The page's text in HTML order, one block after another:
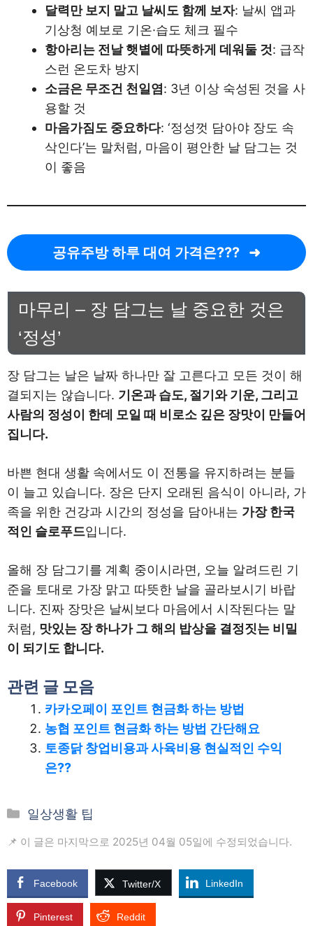
달력만 보지 말고 날씨도 함께 보자: 날씨 앱과
기상청 예보로 기온·습도 체크 필수
항아리는 전날 햇볕에 따뜻하게 데워둘 것: 급작
스런 온도차 방지
소금은 무조건 천일염 : 3년 이상 숙성된 것을 사
용할 것
마음가짐도 중요하다: ‘정성껏 담아야 장도 속
삭인다’는 말처럼, 마음이 평안한 날 담그는 것
이 좋음
공유주방 하루 대여 가격은???
마무리 – 장 담그는 날 중요한 것은
‘정성’
장 담그는 날은 날짜 하나만 잘 고른다고 모든 것이 해
결되지는 않습니다. 기온과 습도, 절기와 기운, 그리고
사람의 정성이 한데 모일 때 비로소 깊은 장맛이 만들어
집니다.
바쁜 현대 생활 속에서도 이 전통을 유지하려는 분들
이 늘고 있습니다. 장은 단지 오래된 음식이 아니라, 가
족을 위한 건강과 시간의 정성을 담아내는 가장 한국
적인 슬로푸드입니다.
올해 장 담그기를 계획 중이시라면, 오늘 알려드린 기
준을 토대로 가장 맑고 따뜻한 날을 골라보시기 바랍
니다. 진짜 장맛은 날씨보다 마음에서 시작된다는 말
처럼, 맛있는 장 하나가 그 해의 밥상을 결정짓는 비밀
이 되기도 합니다.
관련 글 모음
카카오페이 포인트 현금화 하는 방법
농협 포인트 현금화 하는 방법 간단해요
토종닭 창업비용과 사육비용 현실적인 수익
은??
카
고
리
일상생활 팁
📌 이 글은 마지막으로 2025년 04월 05일에 수정되었습니다.
Facebook Twitter/X LinkedIn
Pinterest Reddit